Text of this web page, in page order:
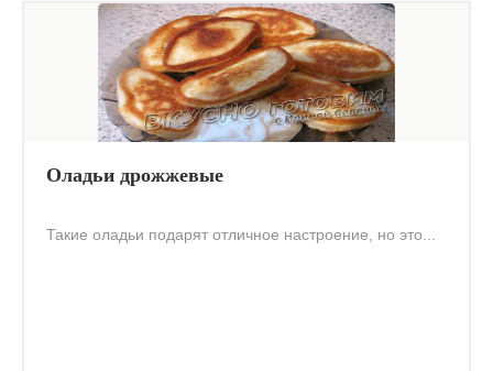
Оладьи дрожжевые
Такие оладьи подарят отличное настроение, но это...